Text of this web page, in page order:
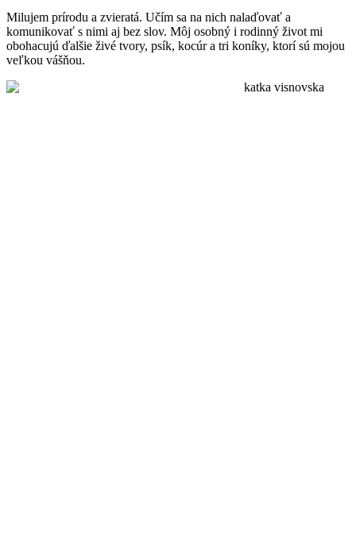
Milujem prírodu a zvieratá. Učím sa na nich nalaďovať a
komunikovať s nimi aj bez slov. Môj osobný i rodinný život mi
obohacujú ďalšie živé tvory, psík, kocúr a tri koníky, ktorí sú mojou
veľkou vášňou.